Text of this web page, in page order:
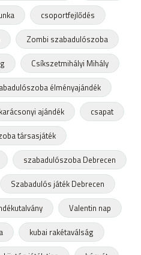
csoportfejlődés
Zombi szabadulószoba
Csíkszetmihályi Mihály
élményajándék
karácsonyi ajándék
csapat
társasjáték
szabadulószoba Debrecen
Szabadulós játék Debrecen
Valentin nap
kubai rakétaválság